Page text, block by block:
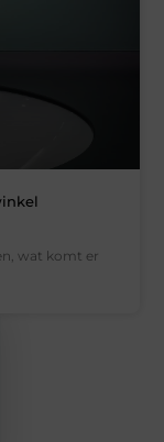
wat komt er